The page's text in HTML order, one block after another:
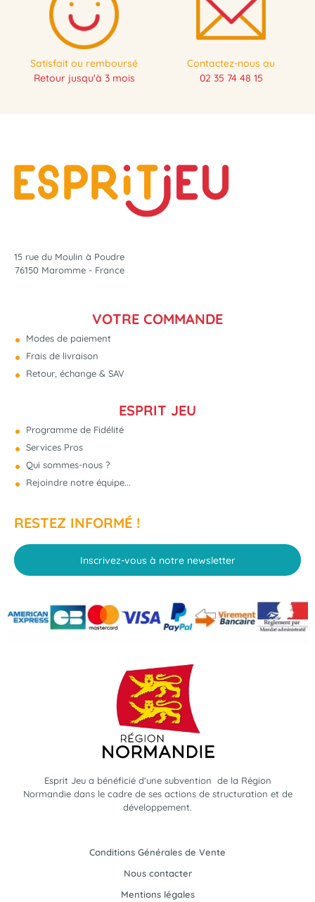
Satisfait ou remboursé
Retour jusqu'à 3 mois
Contactez-nous au
02 35 74 48 15
15 rue du Moulin à Poudre
76150 Maromme - France
VOTRE COMMANDE
Modes de paiement
Frais de livraison
Retour, échange & SAV
ESPRIT JEU
Programme de Fidélité
Services Pros
Qui sommes-nous ?
Rejoindre notre équipe...
RESTEZ INFORMÉ !
Inscrivez-vous à notre newsletter
Esprit Jeu a bénéficié d'une subvention de la Région
Normandie dans le cadre de ses actions de structuration et de
développement.
Conditions Générales de Vente
Nous contacter
Mentions légales